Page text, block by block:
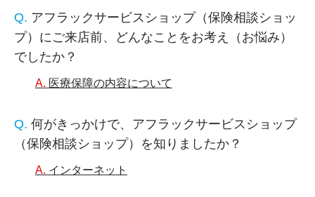
アフラックサービスショップ（保険相談ショッ
プ）にご来店前、どんなことをお考え（お悩み）
でしたか？
医療保障の内容について
何がきっかけで、アフラックサービスショップ
（保険相談ショップ）を知りましたか？
インターネット